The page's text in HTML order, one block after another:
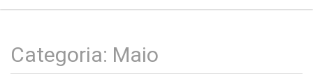
Categoria: Maio